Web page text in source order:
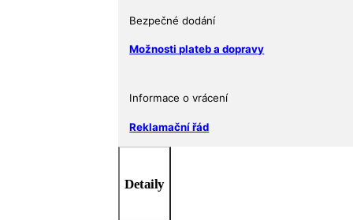
(Box
Bezpečné dodání
Možnosti plateb a dopravy
Informace o vrácení
Reklamační řád
Detaily